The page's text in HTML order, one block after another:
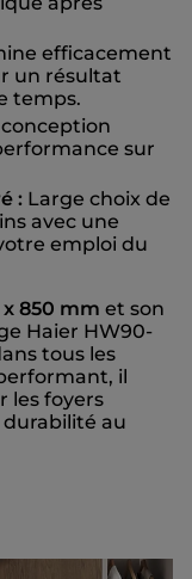
efficacement
un résultat
temps.
sur
: Large choix de
avec une
emploi du
x 850 mm et son
Haier HW90-
tous les
il
les foyers
au